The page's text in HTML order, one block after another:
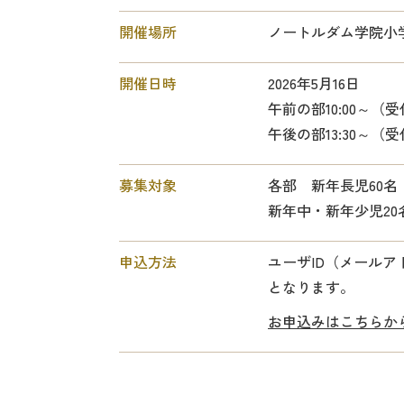
開催場所 ノートルダム学院小
開催日時
2026年5月16日
午前の部10:00～（
午後の部13:30～（受
募集対象
各部 新年長児60
新年中・新年少児
申込方法
ユーザID（メール
となります。
お申込みはこちらか